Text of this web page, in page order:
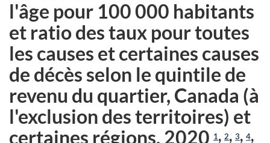
l'âge pour 100 000 habitants
et ratio des taux pour toutes
les causes et certaines causes
de décès selon le quintile de
revenu du quartier, Canada (à
l'exclusion des territoires) et
certaines régions, 2020 1, 2, 3, 4,